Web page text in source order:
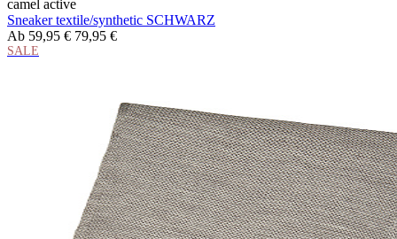
camel active
Sneaker textile/synthetic SCHWARZ
Ab 59,95 € 79,95 €
SALE